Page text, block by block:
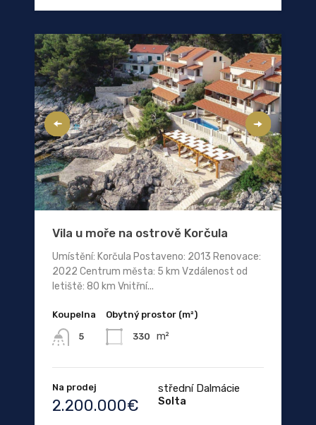
Vila u moře na ostrově Korčula
Umístění: Korčula Postaveno: 2013 Renovace:
2022 Centrum města: 5 km Vzdálenost od
letiště: 80 km Vnitřní...
Koupelna
5
Obytný prostor (m²)
330 m²
Na prodej
2.200.000€
střední Dalmácie
Solta